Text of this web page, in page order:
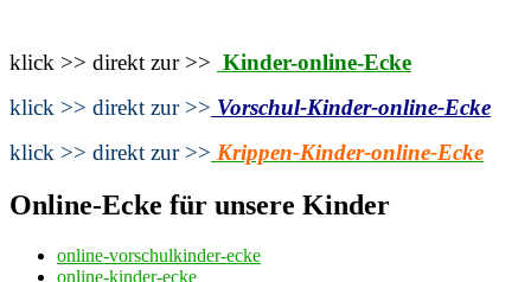
klick >> direkt zur >> Kinder-online-Ecke
klick >> direkt zur >> Vorschul-Kinder-online-Ecke
klick >> direkt zur >> Krippen-Kinder-online-Ecke
Online-Ecke für unsere Kinder
online-vorschulkinder-ecke
online-kinder-ecke